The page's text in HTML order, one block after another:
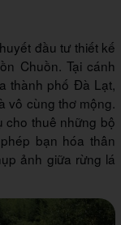
đầu tư thiết kế
Chuồn. Tại cánh
thành phố Đà Lạt,
vô cùng thơ mộng.
cho thuê những bộ
bạn hóa thân
ảnh giữa rừng lá